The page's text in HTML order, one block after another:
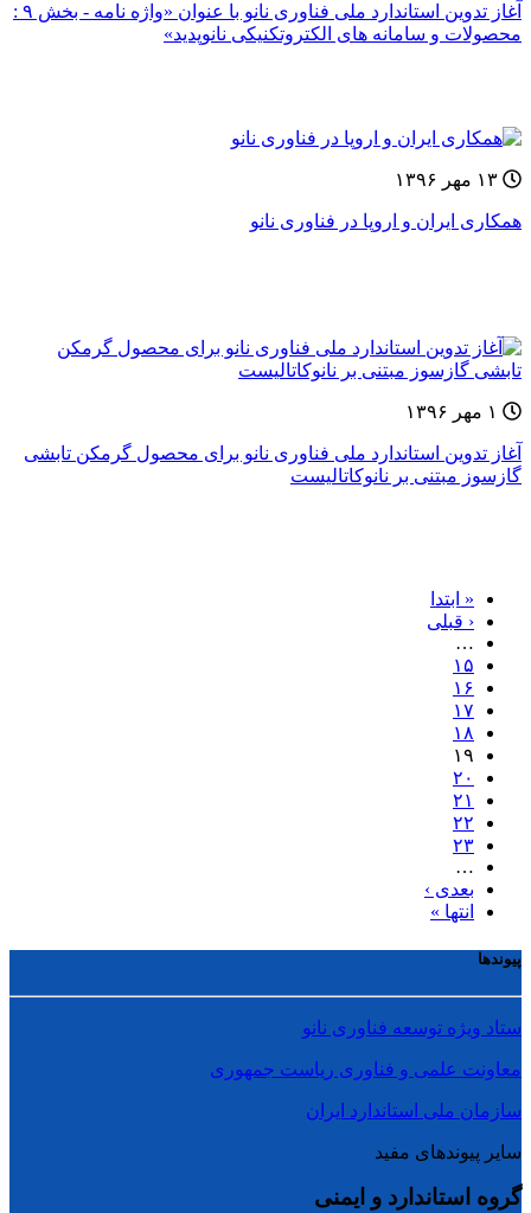
آغاز تدوین استاندارد ملی فناوری نانو با عنوان «واژه نامه - بخش ۹ :
محصولات و سامانه های الکتروتکنیکی نانوپدید»
همکاری ایران و اروپا در فناوری نانو
آغاز تدوین استاندارد ملی فناوری نانو برای محصول گرمکن تابشی
گازسوز مبتنی بر نانوکاتالیست
« ابتدا
‹ قبلی
…
۱۵
۱۶
۱۷
۱۸
۱۹
۲۰
۲۱
۲۲
۲۳
…
بعدی ›
انتها »
پیوندها
ستاد ویژه توسعه فناوری نانو
معاونت علمی و فناوری ریاست جمهوری
سازمان ملی استاندارد ایران
سایر پیوندهای مفید
گروه استاندارد و ایمنی